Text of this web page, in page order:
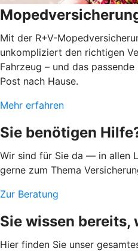
Mit der R+V-
unkompliziert den richtigen
Fahrzeug – und das
Post nach Hause.
Mehr erfahren
Sie benötigen
Wir sind für Sie da — in allen
gerne zum Thema
Zur Beratung
Sie wissen bereits,
Hier finden Sie unser